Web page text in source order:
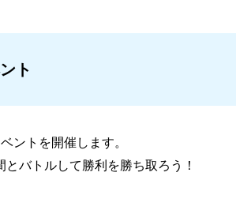
ト
ントを開催します。
とバトルして勝利を勝ち取ろう！